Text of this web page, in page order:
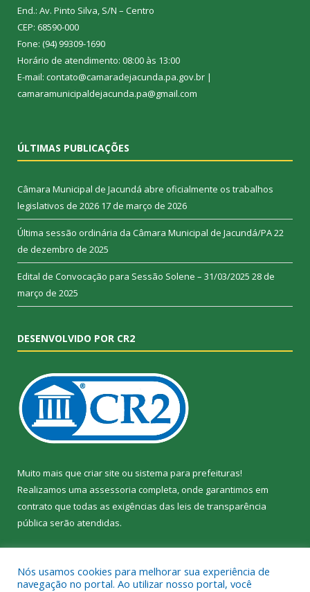
End.: Av. Pinto Silva, S/N – Centro
CEP: 68590-000
Fone: (94) 99309-1690
Horário de atendimento: 08:00 às 13:00
E-mail: contato@camaradejacunda.pa.gov.br |
camaramunicipaldejacunda.pa@gmail.com
ÚLTIMAS PUBLICAÇÕES
Câmara Municipal de Jacundá abre oficialmente os trabalhos
legislativos de 2026 17 de março de 2026
Última sessão ordinária da Câmara Municipal de Jacundá/PA22
de dezembro de 2025
Edital de Convocação para Sessão Solene – 31/03/2025 28 de
março de 2025
DESENVOLVIDO POR CR2
Muito mais que criar site ou sistema para prefeituras!
Realizamos uma assessoria completa, onde garantimos em
contrato que todas as exigências das leis de transparência
pública serão atendidas.
Nós usamos cookies para melhorar sua experiência de
navegação no portal. Ao utilizar nosso portal, você